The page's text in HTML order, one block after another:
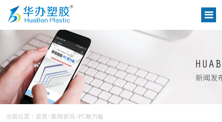
当前位置： 首页>新闻资讯> PC耐力板